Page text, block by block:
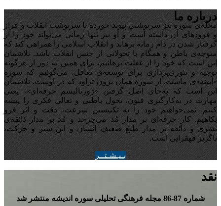
درباره ما
مجله‌ی سوره نیز سرنوشتی پیوند خورده با سرنوشت انقلاب و فراز
و فرودهای آن داشته است و او نیز تنها زمانی می‌تواند خود را از
گرفتار شدن در دام زمانه برهاند و انقلاب اسلامی را همراهی کند که
متوجه‌ی باطن و همگام با تحولاتی از جنس انقلاب باشد. تلاشمان
این است که خود را از غفلت برهانیم، برای همین به دور از هرگونه
توجیه‌ و تئوری‌پردازی برای توسعه‌ی تغافل،‌ می‌گوئیم که سوره
«آیینه‌»ی ماست. از سوره همان برون تراود که در اوست. تلاشمان
این است که به‌جای اصل گرفتن «ژورنالیسم حرفه‌ای»، یعنی
مهارت در به‌کارگیری فنون، تحول باطنی و تعالی فکری را پیشه
کنیم. نمی‌خواهیم خود را به تکنیسین سرعت، دقت و اثر فرو
بکاهیم. کار حرفه‌ای بر مدار مُد می‌چرخد و مُد بر مدار ذائقه‌ی
بشری و ذائقه بر مدار طبع ضعیف انسان و این سیر و حرکت،
ناگزیر قهقرایی است.
بـيـشـتــر
نقد
شماره 87-86 مجله‌ فرهنگی تحلیلی سوره‌ اندیشه منتشر شد